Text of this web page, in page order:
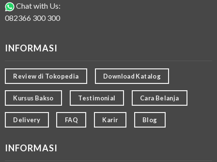
Chat with Us:
082366 300 300
INFORMASI
Review di Tokopedia Download Katalog
Kursus Bakso Testimonial Cara Belanja
Delivery FAQ Karir Blog
INFORMASI